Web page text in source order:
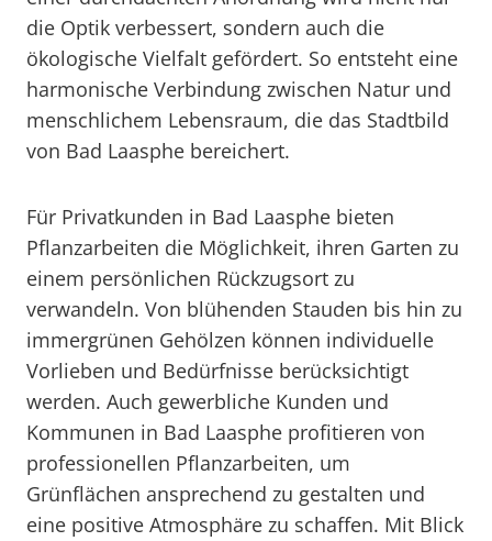
die Optik verbessert, sondern auch die
ökologische Vielfalt gefördert. So entsteht eine
harmonische Verbindung zwischen Natur und
menschlichem Lebensraum, die das Stadtbild
von Bad Laasphe bereichert.
Für Privatkunden in Bad Laasphe bieten
Pflanzarbeiten die Möglichkeit, ihren Garten zu
einem persönlichen Rückzugsort zu
verwandeln. Von blühenden Stauden bis hin zu
immergrünen Gehölzen können individuelle
Vorlieben und Bedürfnisse berücksichtigt
werden. Auch gewerbliche Kunden und
Kommunen in Bad Laasphe profitieren von
professionellen Pflanzarbeiten, um
Grünflächen ansprechend zu gestalten und
eine positive Atmosphäre zu schaffen. Mit Blick